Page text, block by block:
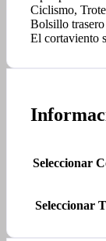
Ciclismo,
Bolsillo trasero
El cortaviento
Seleccionar
Seleccionar